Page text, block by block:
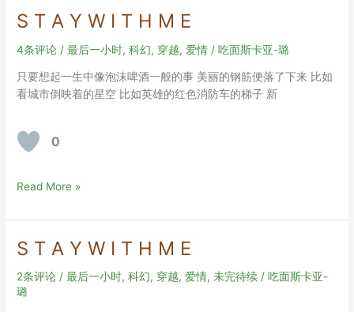
（完
整）
S T A Y W I T H M E
4条评论 /最后一小时,科幻, 穿越, 爱情 /吃面斯卡亚-璐
只要想起一生中像泡沫啤酒一般的事 美丽的钢筋便落了下来 比如
看城市倒映着的星空 比如英雄的红色消防车的梯子 新
0
S
A
W
I
T
Read More »
S T A Y W I T H M E
2条评论 /最后一小时,科幻, 穿越,爱情,未完待续 /吃面斯卡亚-
璐